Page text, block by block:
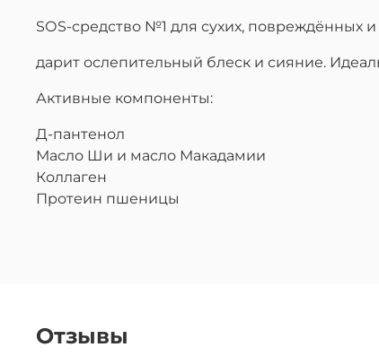
SОS-средство №1 для сухих, повреждённых
дарит ослепительный блеск и сияние.
Активные компоненты:
Д-пантенол
Масло Ши и масло Макадамии
Коллаген
Протеин пшеницы
Отзывы